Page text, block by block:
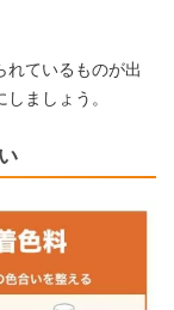
れているものが出
ましょう。